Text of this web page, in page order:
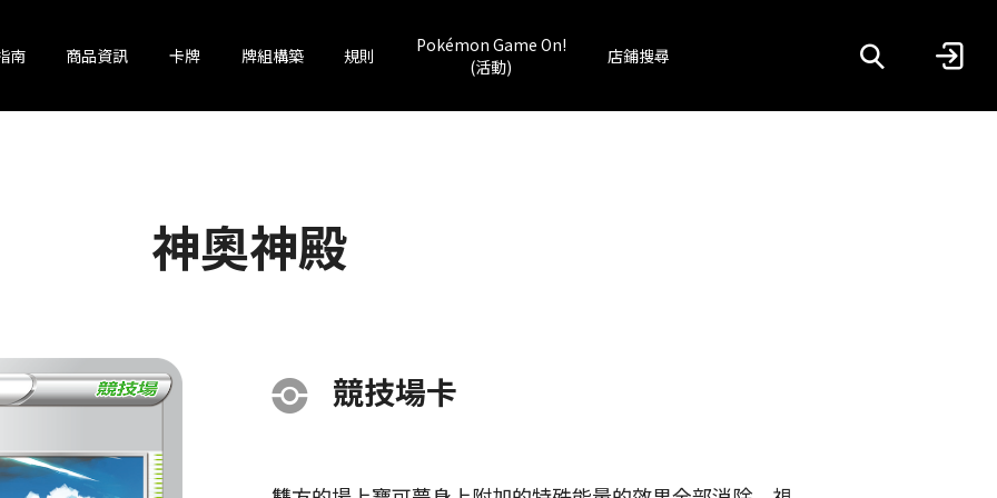
南 商品資訊 卡牌 牌組構築 規則
Pokémon Game On!
(活動)
店鋪搜尋
神奧神殿
競技場卡